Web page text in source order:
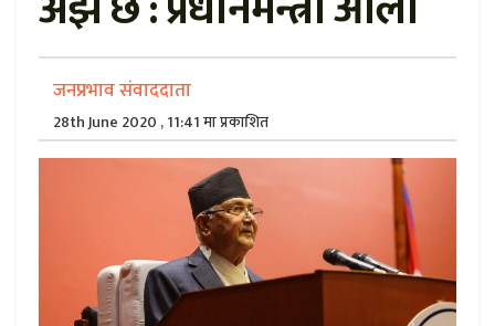
जनप्रभाव संवाददाता
28th June 2020 , 11:41 मा प्रकाशित